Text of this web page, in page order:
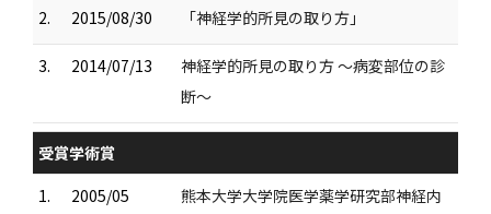
2. 2015/08/30 「神経学的所見の取り方」
3. 2014/07/13
神経学的所見の取り方 〜病変部位の診
断〜
受賞学術賞
1.
2005/05
熊本大学大学院医学薬学研究部神経内